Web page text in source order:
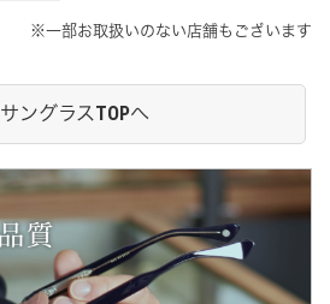
※一部お取扱いのない店舗もございます
サングラスTOPへ